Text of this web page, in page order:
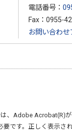
電話番号：
Fax：0955-
お問い合わせ
、 Adobe Acrobat(R)
要です。正しく表示さ